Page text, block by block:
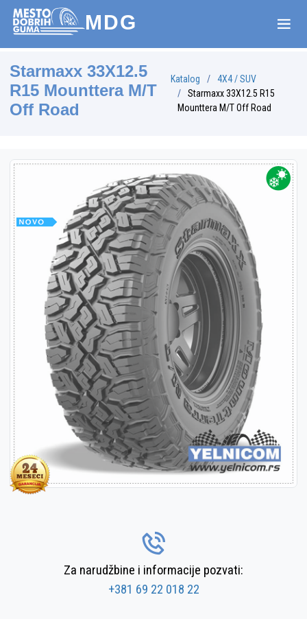
MDG
Starmaxx 33X12.5
R15 Mounttera M/T
Off Road
Katalog
4X4 / SUV
Starmaxx 33X12.5 R15
Mounttera M/T Off Road
Za narudžbine i informacije pozvati:
+381 69 22 018 22